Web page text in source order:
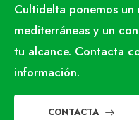
Cultidelta ponemos
mediterráneas y un
tu alcance. Contacta
información.
CONTACTA